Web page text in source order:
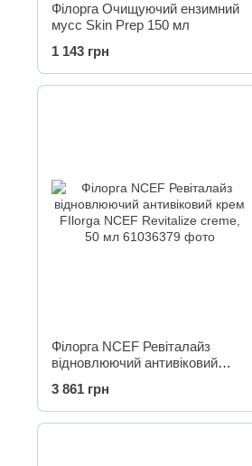
Філорга Очищуючий ензимний
мусс Skin Prep 150 мл
1 143 грн
Філорга NCEF Ревіталайз
відновлюючий антивіковий
creme, 50 мл
3 861 грн